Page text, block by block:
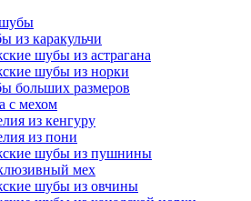
из каракульчи
шубы из астрагана
шубы из норки
больших размеров
с мехом
из кенгуру
из пони
шубы из пушнины
мех
шубы из овчины